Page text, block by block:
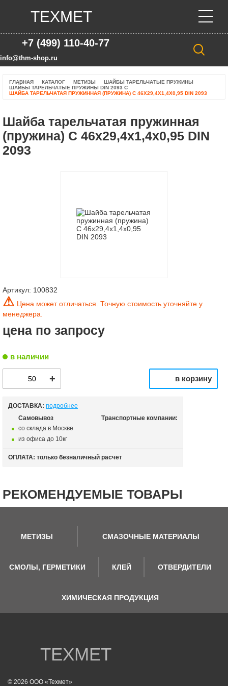
ТЕХМЕТ
+7 (499) 110-40-77
info@thm-shop.ru
ГЛАВНАЯ КАТАЛОГ МЕТИЗЫ
ШАЙБЫ ТАРЕЛЬЧАТЫЕ ПРУЖИНЫ
ШАЙБЫ ТАРЕЛЬЧАТЫЕ ПРУЖИНЫ DIN 2093 C
ШАЙБА ТАРЕЛЬЧАТАЯ ПРУЖИННАЯ (ПРУЖИНА) C 46Х29,4Х1,4Х0,95 DIN 2093
Шайба тарельчатая пружинная
(пружина) C 46х29,4х1,4х0,95 DIN
2093
Артикул: 100832
⚠ Цена может отличаться. Точную стоимость уточняйте у
менеджера.
цена по запросу
в наличии
в корзину
ДОСТАВКА: подробнее
Самовывоз
со склада в Москве
из офиса до 10кг
Транспортные компании:
ОПЛАТА: только безналичный расчет
РЕКОМЕНДУЕМЫЕ ТОВАРЫ
МЕТИЗЫ СМАЗОЧНЫЕ МАТЕРИАЛЫ
СМОЛЫ, ГЕРМЕТИКИ КЛЕЙ ОТВЕРДИТЕЛИ
ХИМИЧЕСКАЯ ПРОДУКЦИЯ
ТЕХМЕТ
© 2026 ООО «Техмет»